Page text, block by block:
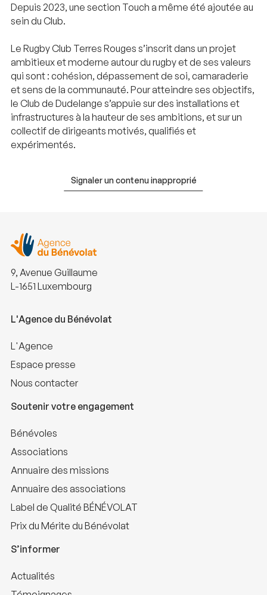
Depuis 2023, une section Touch a même été ajoutée au
sein du Club.
Le Rugby Club Terres Rouges s’inscrit dans un projet
ambitieux et moderne autour du rugby et de ses valeurs
qui sont : cohésion, dépassement de soi, camaraderie
et sens de la communauté. Pour atteindre ses objectifs,
le Club de Dudelange s’appuie sur des installations et
infrastructures à la hauteur de ses ambitions, et sur un
collectif de dirigeants motivés, qualifiés et
expérimentés.
Signaler un contenu inapproprié
9, Avenue Guillaume
L-1651 Luxembourg
L'Agence du Bénévolat
L'Agence
Espace presse
Nous contacter
Soutenir votre engagement
Bénévoles
Associations
Annuaire des missions
Annuaire des associations
Label de Qualité BÉNÉVOLAT
Prix du Mérite du Bénévolat
S’informer
Actualités